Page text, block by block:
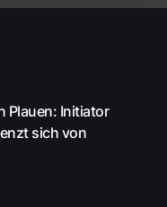
Plauen: Initiator
sich von